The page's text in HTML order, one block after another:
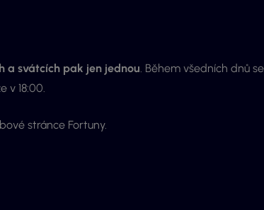
a svátcích pak jen jednou. Během všedních dnů
v 18:00.
stránce Fortuny.